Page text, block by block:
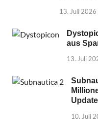
13. Juli 2026
aus
13. Juli
Update
10. Juli